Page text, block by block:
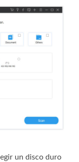
un disco duro